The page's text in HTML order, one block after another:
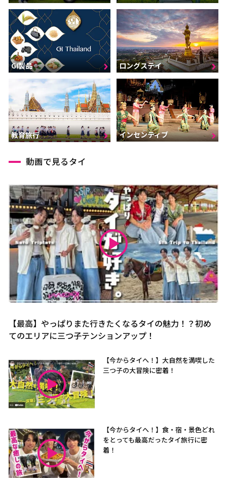
GI製品 ロングステイ
教育旅行 インセンティブ
動画で見るタイ
【最高】やっぱりまた行きたくなるタイの魅力！？初め
てのエリアに三つ子テンションアップ！
【今からタイへ！】大自然を満喫した
三つ子の大冒険に密着！
【今からタイへ！】食・宿・景色どれ
をとっても最高だったタイ旅行に密
着！